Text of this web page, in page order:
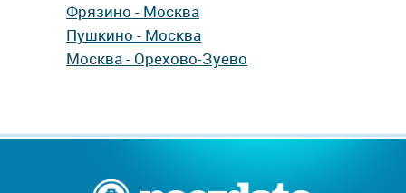
Фрязино - Москва
Пушкино - Москва
Москва - Орехово-Зуево